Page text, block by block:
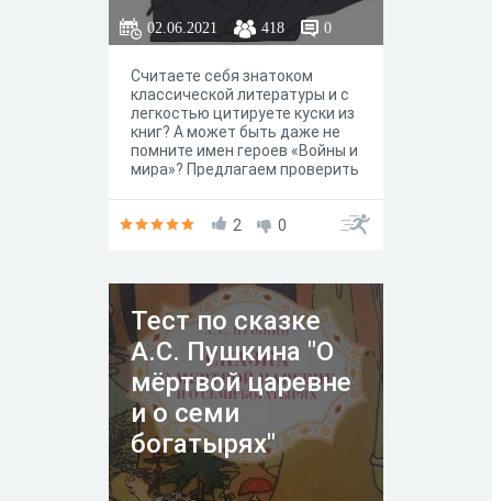
02.06.2021 418 0
Считаете себя знатоком
классической литературы и с
легкостью цитируете куски из
книг? А может быть даже не
помните имен героев «Войны и
мира»? Предлагаем проверить
тест.Данный тест содержит
сами известные литературные
произведения,так и факты из
жизни и творчества их
авторов.
2 0
Тест по сказке
А.С. Пушкина "О
мёртвой царевне
и о семи
богатырях"